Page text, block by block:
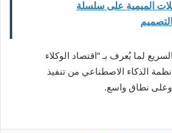
الميمية على سلسلة
لما يُعرف بـ “اقتصاد الوكلاء
الذكاء الاصطناعي من تنفيذ
وعلى نطاق واسع.